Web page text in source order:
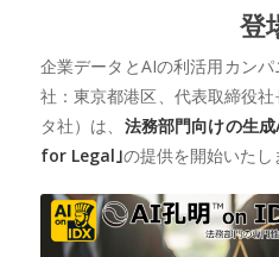
登
企業データとAIの利活用カン
社：東京都港区、代表取締役
タ社）は、 法務部門向けの生
for Legal｣の提供を開始いたし